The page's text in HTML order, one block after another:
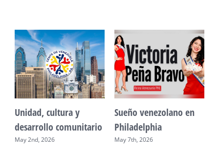
Unidad, cultura y
desarrollo comunitario
May 2nd, 2026
Sueño venezolano en
Philadelphia
May 7th, 2026